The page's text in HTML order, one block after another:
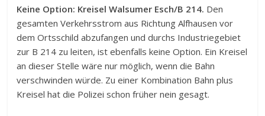
Keine Option: Kreisel Walsumer Esch/B 214. Den
gesamten Verkehrsstrom aus Richtung Alfhausen vor
dem Ortsschild abzufangen und durchs Industriegebiet
zur B 214 zu leiten, ist ebenfalls keine Option. Ein Kreisel
an dieser Stelle wäre nur möglich, wenn die Bahn
verschwinden würde. Zu einer Kombination Bahn plus
Kreisel hat die Polizei schon früher nein gesagt.